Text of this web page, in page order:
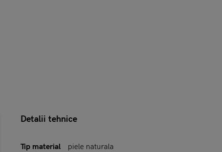
Detalii tehnice
Tip material piele naturala